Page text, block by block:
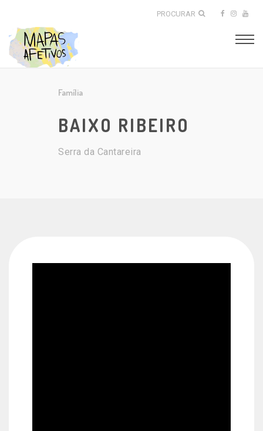
PROCURAR
Família
BAIXO RIBEIRO
Serra da Cantareira